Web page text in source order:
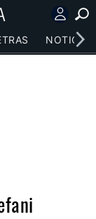
NOTICIAS